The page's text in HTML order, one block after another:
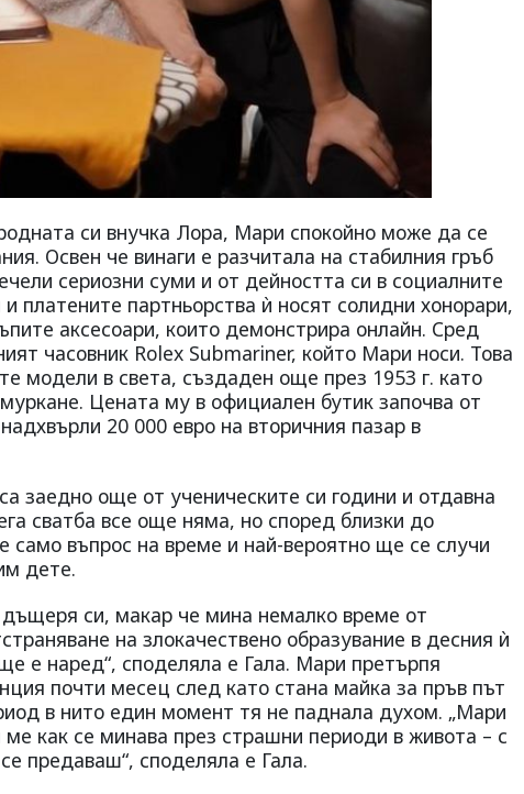
си внучка Лора, Мари спокойно може да се
Освен че винаги е разчитала на стабилния гръб
сериозни суми и от дейността си в социалните
платените партньорства ѝ носят солидни хонорари,
аксесоари, които демонстрира онлайн. Сред
часовник Rolex Submariner, който Мари носи. Това
модели в света, създаден още през 1953 г. като
Цената му в официален бутик започва от
20 000 евро на вторичния пазар в
заедно още от ученическите си години и отдавна
сватба все още няма, но според близки до
само въпрос на време и най-вероятно ще се случи
дете.
си, макар че мина немалко време от
на злокачествено образувание в десния ѝ
е наред“, споделяла е Гала. Мари претърпя
почти месец след като стана майка за пръв път
в нито един момент тя не паднала духом. „Мари
как се минава през страшни периоди в живота – с
предаваш“, споделяла е Гала.